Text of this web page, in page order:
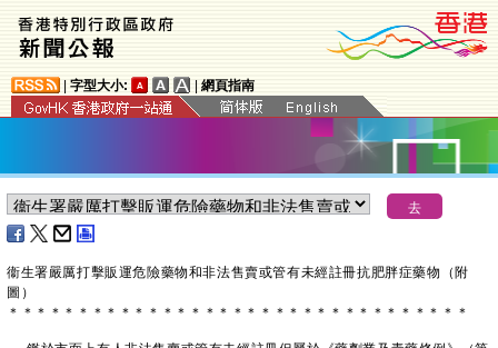
字型大小: 網頁指南
衞生署嚴厲打擊販運危險藥物和非法售賣或管有未經註冊抗肥胖症藥物（附
圖）
＊ ＊ ＊ ＊ ＊ ＊ ＊ ＊ ＊ ＊ ＊ ＊ ＊ ＊ ＊ ＊ ＊ ＊ ＊ ＊ ＊ ＊ ＊ ＊ ＊ ＊ ＊ ＊ ＊ ＊ ＊ ＊ ＊